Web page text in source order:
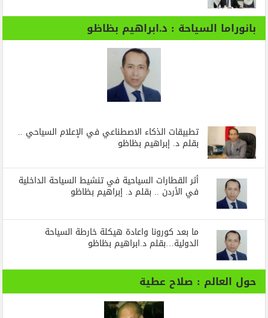
بانوراما السياحة : د.ابراهيم بظاظو
تطبيقات الذكاء الاصطناعي في الإعلام السياحي ..
بقلم د. إبراهيم بظاظو
أثر القطارات السياحية في تنشيط السياحة الداخلية
في الأردن .. بقلم د. إبراهيم بظاظو
ما بعد كورونا واعادة هيكلة خارطة السياحة
الدولية…بقلم د.ابراهيم بظاظو
حول العالم : صلاح عطية